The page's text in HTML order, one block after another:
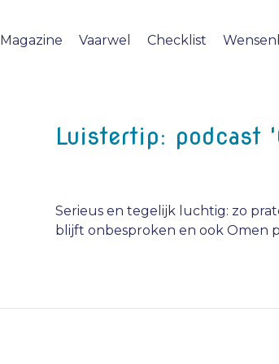
Magazine Vaarwel Checklist
Luistertip: podcast
Serieus en tegelijk luchtig: zo
blijft onbesproken en ook Omen